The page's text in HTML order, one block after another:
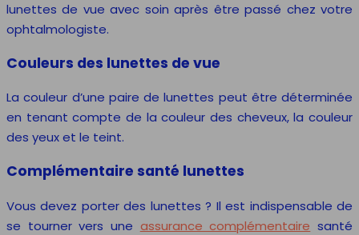
lunettes de vue avec soin après être passé chez votre
ophtalmologiste.
Couleurs des lunettes de vue
La couleur d’une paire de lunettes peut être déterminée
en tenant compte de la couleur des cheveux, la couleur
des yeux et le teint.
Complémentaire santé lunettes
Vous devez porter des lunettes ? Il est indispensable de
se tourner vers une assurance complémentaire santé